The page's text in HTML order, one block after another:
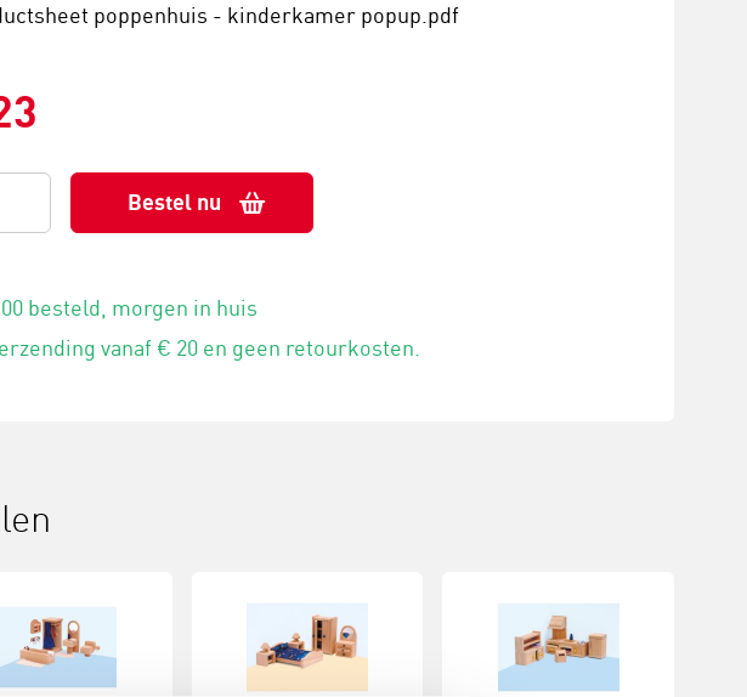
poppenhuis - kinderkamer popup.pdf
Bestel nu
besteld, morgen in huis
vanaf € 20 en geen retourkosten.